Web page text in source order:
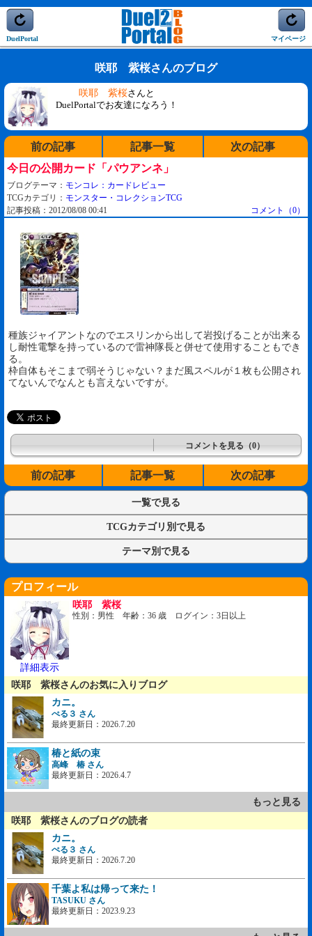
DuelPortal マイページ
咲耶 紫桜さんのブログ
咲耶 紫桜さんと
DuelPortalでお友達になろう！
前の記事 記事一覧
次の記事
今日の公開カード「パウアンネ」
ブログテーマ： モンコレ：カードレビュー
TCGカテゴリ： モンスター・コレクションTCG
記事投稿：2012/08/08 00:41
コメント（0）
種族ジャイアントなのでエスリンから出して岩投げることが出来る
し耐性電撃を持っているので雷神隊長と併せて使用することもでき
る。
枠自体もそこまで弱そうじゃない？まだ風スペルが１枚も公開され
てないんでなんとも言えないですが。
コメントを見る（0）
前の記事 記事一覧 次の記事
一覧で見る
TCGカテゴリ別で見る
テーマ別で見る
プロフィール
詳細表示
咲耶 紫桜
性別：男性 年齢：36 歳 ログイン：3日以上
咲耶 紫桜さんのお気に入りブログ
カニ。
ぺる３ さん
最終更新日：2026.7.20
椿と紙の束
高峰 椿 さん
最終更新日：2026.4.7
もっと見る
咲耶 紫桜さんのブログの読者
カニ。
ぺる３ さん
最終更新日：2026.7.20
千葉よ私は帰って来た！
TASUKU さん
最終更新日：2023.9.23